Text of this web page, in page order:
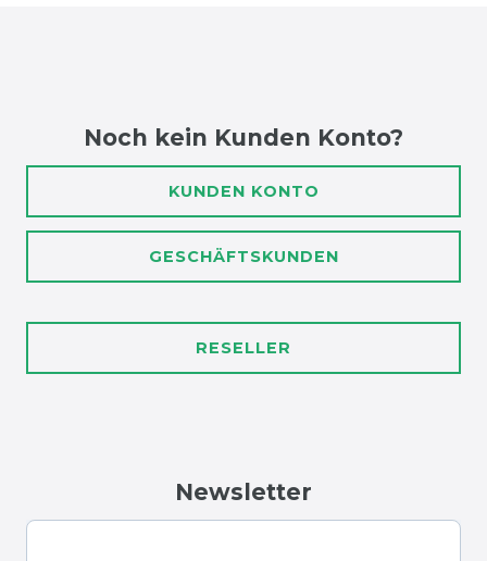
Noch kein Kunden Konto?
KUNDEN KONTO
GESCHÄFTSKUNDEN
RESELLER
Newsletter